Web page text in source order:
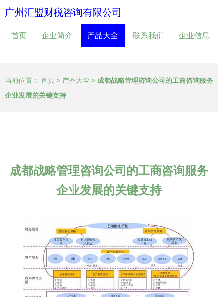
广州汇盟财税咨询有限公司
首页 企业简介 产品大全 联系我们 企业信息
当前位置： 首页 > 产品大全 > 成都战略管理咨询公司的工商咨询服务
企业发展的关键支持
成都战略管理咨询公司的工商咨询服务
企业发展的关键支持